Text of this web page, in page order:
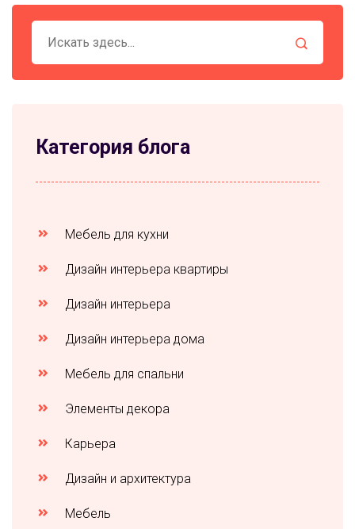
предлагает практичные рекомендации для создания
Категория блога
Мебель для кухни
Дизайн интерьера квартиры
Дизайн интерьера
Дизайн интерьера дома
Мебель для спальни
Элементы декора
Карьера
Дизайн и архитектура
Мебель